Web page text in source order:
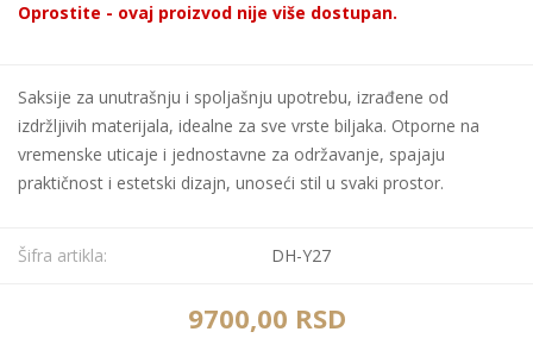
Oprostite - ovaj proizvod nije više dostupan.
Saksije za unutrašnju i spoljašnju upotrebu, izrađene od
izdržljivih materijala, idealne za sve vrste biljaka. Otporne na
vremenske uticaje i jednostavne za održavanje, spajaju
praktičnost i estetski dizajn, unoseći stil u svaki prostor.
Šifra artikla: DH-Y27
9700,00 RSD